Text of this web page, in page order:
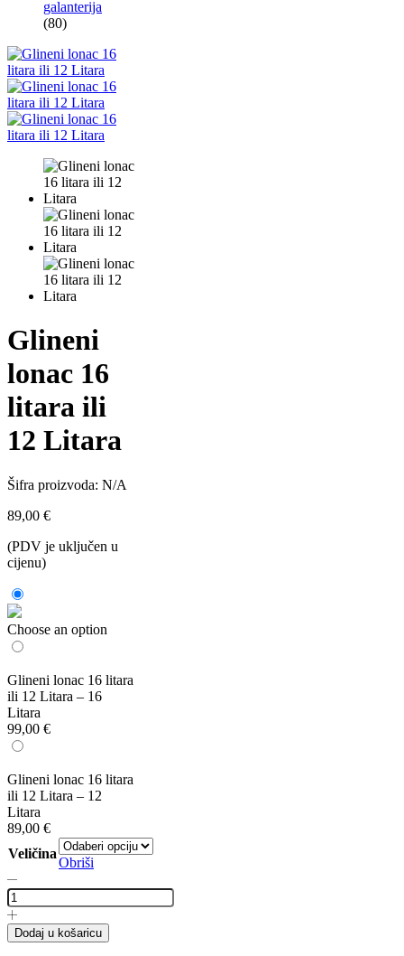
galanterija
(80)
Glineni
lonac 16
litara ili
12 Litara
Šifra proizvoda: N/A
89,00 €
(PDV je uključen u
cijenu)
Choose an option
Glineni lonac 16 litara
ili 12 Litara – 16
Litara
99,00 €
Glineni lonac 16 litara
ili 12 Litara – 12
Litara
89,00 €
Veličina
Obriši
Glineni
lonac
16
litara
ili
Dodaj u košaricu